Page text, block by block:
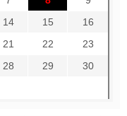
14 15
16
21 22
23
28 29
30